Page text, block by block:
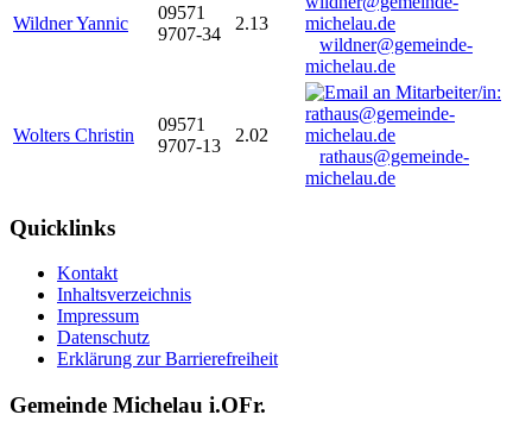
Wildner Yannic
09571
9707-34
2.13
wildner@gemeinde-
michelau.de
Wolters Christin
09571
9707-13
2.02
rathaus@gemeinde-
michelau.de
Quicklinks
Kontakt
Inhaltsverzeichnis
Impressum
Datenschutz
Erklärung zur Barrierefreiheit
Gemeinde Michelau i.OFr.